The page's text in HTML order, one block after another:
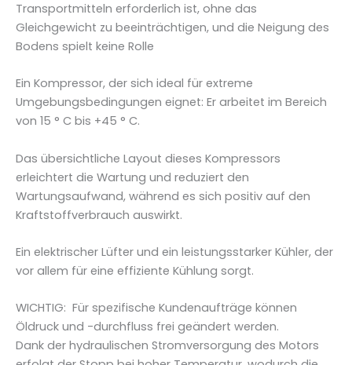
L
M
e
g
e
Transportmitteln erforderlich ist, ohne das
Gleichgewicht zu beeinträchtigen, und die Neigung des
Bodens spielt keine Rolle
Ein Kompressor, der sich ideal für extreme
Umgebungsbedingungen eignet: Er arbeitet im Bereich
von 15 ° C bis +45 ° C.
Das übersichtliche Layout dieses Kompressors
erleichtert die Wartung und reduziert den
Wartungsaufwand, während es sich positiv auf den
Kraftstoffverbrauch auswirkt.
Ein elektrischer Lüfter und ein leistungsstarker Kühler, der
vor allem für eine effiziente Kühlung sorgt.
WICHTIG: Für spezifische Kundenaufträge können
Öldruck und -durchfluss frei geändert werden.
Dank der hydraulischen Stromversorgung des Motors